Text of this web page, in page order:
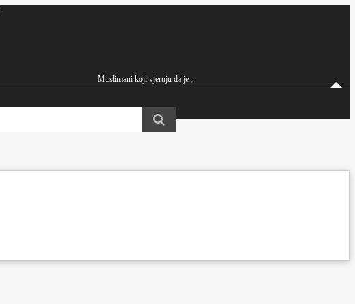
Muslimani koji vjeruju da je ,
Hazreti Mirza Ghulam Ahmad iz Kadiana a.s. Imam Mahdi i Obećani Mesija